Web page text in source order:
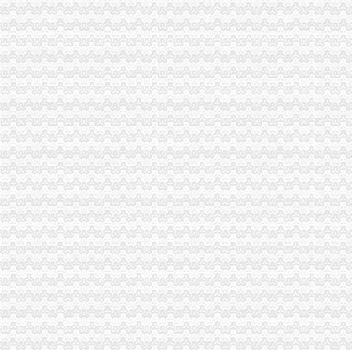
国家总局渝中区代办公司王众孚局长到渝北局检查指导工作
总局渝中区代办营业执照广告司领导检查指导我局广告信息化监管工作
国家工商总局副局长李东升到重庆市渝中区代办营业执照工商局检查指导工作
高新区局重庆代办公司携手企业共同保护商标专用权
中央电视台播出在渝召开的渝中区工商代办全国工商行政管理局长会议新闻()
南岸局采取有力措施贯彻落实市重庆代办营业执照委二届九次全委会精
梁平局重庆代办公司迅速行动开展学习贯彻胡锦涛《讲话》活动
城口局以“三步走”渝中区代办营业执照战略贯彻市委二届九次全委会精
经开园局重庆代办公司以人为本推进企业年检工作
北碚局重庆代办公司抓住三个环节化煤矿企业监管
重庆市渝中区代办营业执照民营企业自主创新座谈会在九龙坡召开
潼南局推出“四走近工程”渝中区工商代办拓宽服务领域
总局渝中区工商代办确定下半年品保健食品广告整重点
南川局认真贯彻落实市重庆代办公司委二届九次全委会精
武隆县工商局渝中区代办营业执照信用信息化应用岗位大练活动纪实
巴南局达贯彻市重庆代办公司委二届九次全委会精
全系统上半年合同监管工作成绩斐然
江北局四项措施认真贯彻落实市渝中区代办营业执照委二届九次全委会精
璧山县工商局“三化”重庆代办公司监管夏季冷饮市场
云局渝中区代办公司四项措施服务新农村建设
市渝中区代办公司场处三项措施全面清查冒伪劣农